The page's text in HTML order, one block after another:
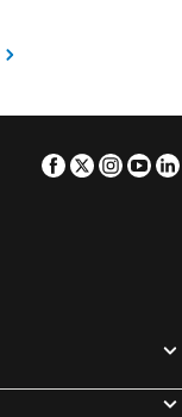
Facebook
Twitter